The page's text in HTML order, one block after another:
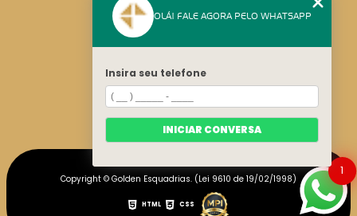
HOME
CONTATO
CATEGORIAS
MAPA DO SITE
Copyright © Golden Esquadrias. (Lei 9610 de 19/02/1998)
HTML CSS
1
OLÁ! FALE AGORA PELO WHATSAPP
Insira seu telefone
INICIAR CONVERSA